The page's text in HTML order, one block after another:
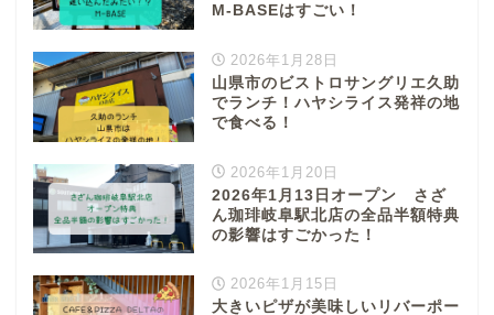
M-BASEはすごい！
2026年1月28日
山県市のビストロサングリエ久助
でランチ！ハヤシライス発祥の地
で食べる！
2026年1月20日
2026年1月13日オープン さざ
ん珈琲岐阜駅北店の全品半額特典
の影響はすごかった！
2026年1月15日
大きいピザが美味しいリバーポー